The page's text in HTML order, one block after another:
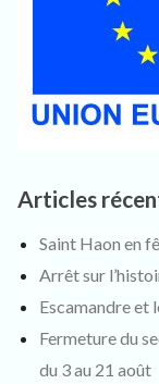
Articles
Saint Haon en
Arrêt sur
Escamandre et
Fermeture du
du 3 au 21 août